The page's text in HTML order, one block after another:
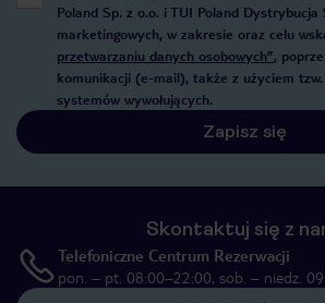
Poland Sp. z o.o. i TUI Poland Dystrybucja
marketingowych, w zakresie oraz celu
przetwarzaniu danych osobowych”,
komunikacji (e-mail), także z użyciem
systemów wywołujących.
Zapisz się
Skontaktuj się z
Telefoniczne Centrum Rezerwacji
pon. – pt. 08:00–22:00, sob. – niedz.